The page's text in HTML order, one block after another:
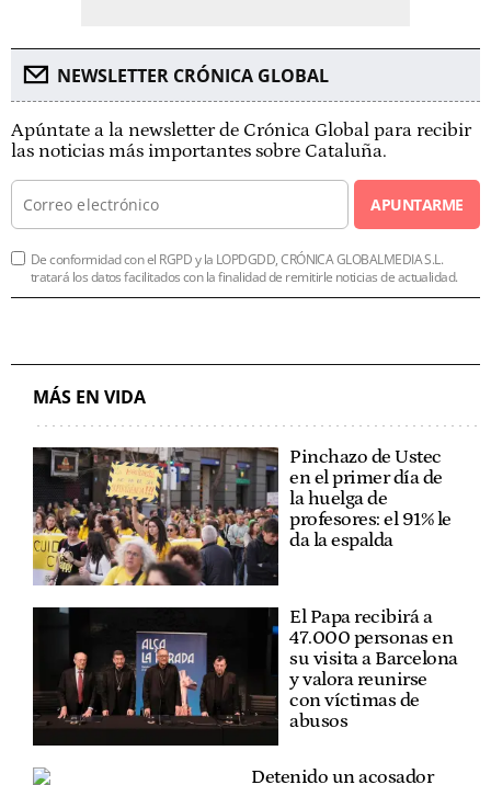
NEWSLETTER CRÓNICA GLOBAL
Apúntate a la newsletter de Crónica Global para recibir
las noticias más importantes sobre Cataluña.
APUNTARME
De conformidad con el RGPD y la LOPDGDD, CRÓNICA GLOBALMEDIA S.L.
tratará los datos facilitados con la finalidad de remitirle noticias de actualidad.
MÁS EN VIDA
Pinchazo de Ustec
en el primer día de
la huelga de
profesores: el 91% le
da la espalda
El Papa recibirá a
47.000 personas en
su visita a Barcelona
y valora reunirse
con víctimas de
abusos
Detenido un acosador